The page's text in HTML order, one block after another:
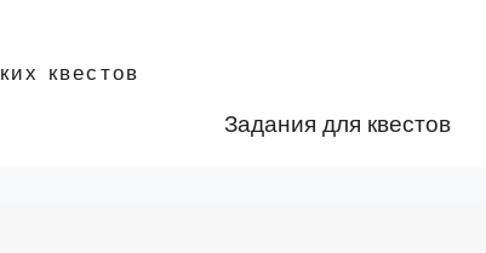
квестов
Задания для квестов